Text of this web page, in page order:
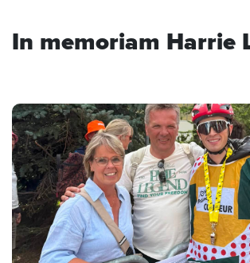
In memoriam Harrie